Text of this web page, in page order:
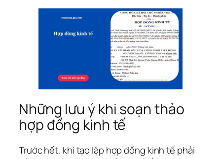
Những lưu ý khi soạn thảo
hợp đồng kinh tế
Trước hết, khi tạo lập hợp đồng kinh tế phải